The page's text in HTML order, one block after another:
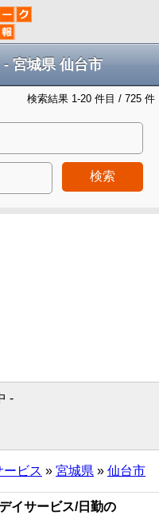
宮城県 仙台市
検索結果 1-20 件目 / 725 件
検索
-
ービス » 宮城県 » 仙台市
イサービス/日勤の